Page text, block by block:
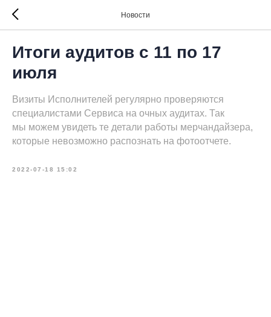
Новости
Итоги аудитов с 11 по 17
июля
Визиты Исполнителей регулярно проверяются
специалистами Сервиса на очных аудитах. Так
мы можем увидеть те детали работы мерчандайзера,
которые невозможно распознать на фотоотчете.
2022-07-18 15:02